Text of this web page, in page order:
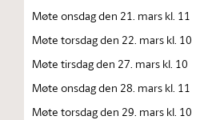
Møte onsdag den 21. mars kl. 11
Møte torsdag den 22. mars kl. 10
Møte tirsdag den 27. mars kl. 10
Møte onsdag den 28. mars kl. 11
Møte torsdag den 29. mars kl. 10